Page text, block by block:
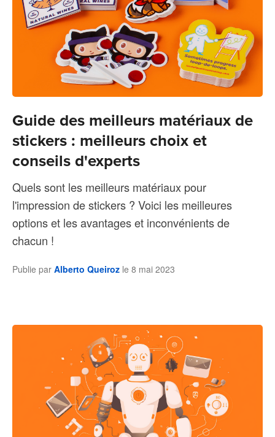
Guide des meilleurs matériaux de
stickers : meilleurs choix et
conseils d'experts
Quels sont les meilleurs matériaux pour
l'impression de stickers ? Voici les meilleures
options et les avantages et inconvénients de
chacun !
Publie par Alberto Queiroz le 8 mai 2023